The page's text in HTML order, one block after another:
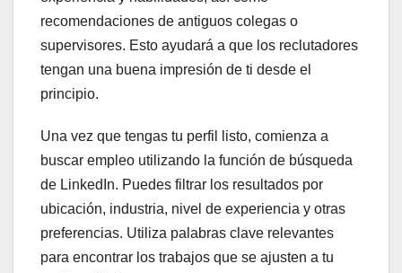
recomendaciones de antiguos colegas o
supervisores. Esto ayudará a que los reclutadores
tengan una buena impresión de ti desde el
principio.
Una vez que tengas tu perfil listo, comienza a
buscar empleo utilizando la función de búsqueda
de LinkedIn. Puedes filtrar los resultados por
ubicación, industria, nivel de experiencia y otras
preferencias. Utiliza palabras clave relevantes
para encontrar los trabajos que se ajusten a tu